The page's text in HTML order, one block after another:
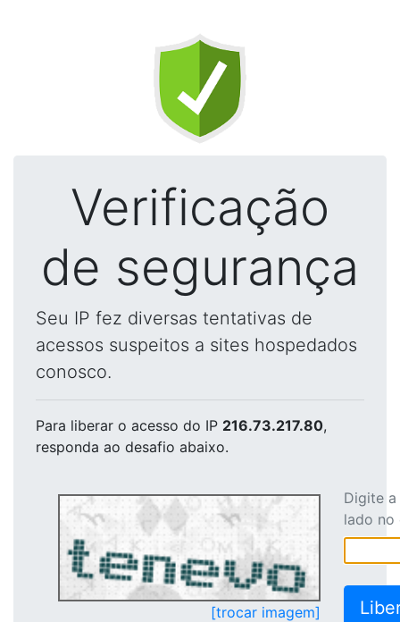
Verificação
de segurança
Seu IP fez diversas tentativas de
acessos suspeitos a sites hospedados
conosco.
Para liberar o acesso do IP 216.73.217.80,
responda ao desafio abaixo.
[trocar imagem]
Digite
lado no